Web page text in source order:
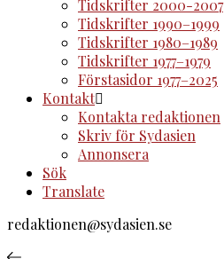
Tidskrifter 2000-2007
Tidskrifter 1990–1999
Tidskrifter 1980–1989
Tidskrifter 1977–1979
Förstasidor 1977–2025
Kontakt
Kontakta redaktionen
Skriv för Sydasien
Annonsera
Sök
Translate
redaktionen@sydasien.se